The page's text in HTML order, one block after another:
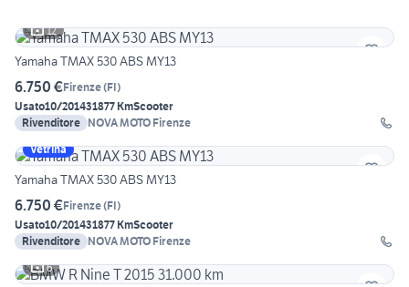
12
Yamaha TMAX 530 ABS MY13
6.750 €Firenze(FI)
Usato10/201431877 KmScooter
Rivenditore NOVA MOTO Firenze
Vetrina
Yamaha TMAX 530 ABS MY13
6.750 €Firenze(FI)
Usato10/201431877 KmScooter
Rivenditore NOVA MOTO Firenze
6